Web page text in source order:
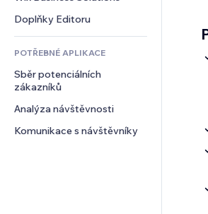
Jídlo a nápoje
Kalkulačky
Vyhledávání
Počasí
Tabulky a grafy
Komunita
Reference a recenze
CRM
Doplňky Editoru
POTŘEBNÉ APLIKACE
Sběr potenciálních
zákazníků
Analýza návštěvnosti
Komunikace s návštěvníky